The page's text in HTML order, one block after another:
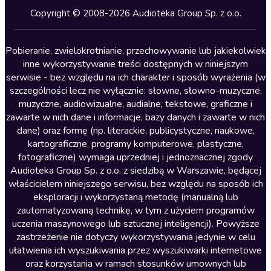
Kryminały
Lektury szkolne
Literatura anglojęzyczna
Literatura faktu
Literatura obyczajowa
Literatura piękna obca
Literatura piękna polska
Nagrania relaksacyjne
Nauka języków
Nauki humanistyczne
Podcasty i audycje
Polityka
Prasa
Copyright © 2008-2026 Audioteka Group Sp. z o.o.
Pobieranie, zwielokrotnianie, przechowywanie lub jakiekolwiek
inne wykorzystywanie treści dostępnych w niniejszym
serwisie - bez względu na ich charakter i sposób wyrażenia (w
szczególności lecz nie wyłącznie: słowne, słowno-muzyczne,
muzyczne, audiowizualne, audialne, tekstowe, graficzne i
zawarte w nich dane i informacje, bazy danych i zawarte w nich
dane) oraz formę (np. literackie, publicystyczne, naukowe,
kartograficzne, programy komputerowe, plastyczne,
fotograficzne) wymaga uprzedniej i jednoznacznej zgody
Audioteka Group Sp. z o.o. z siedzibą w Warszawie, będącej
właścicielem niniejszego serwisu, bez względu na sposób ich
eksploracji i wykorzystaną metodę (manualną lub
zautomatyzowaną technikę, w tym z użyciem programów
uczenia maszynowego lub sztucznej inteligencji). Powyższe
zastrzeżenie nie dotyczy wykorzystywania jedynie w celu
ułatwienia ich wyszukiwania przez wyszukiwarki internetowe
oraz korzystania w ramach stosunków umownych lub